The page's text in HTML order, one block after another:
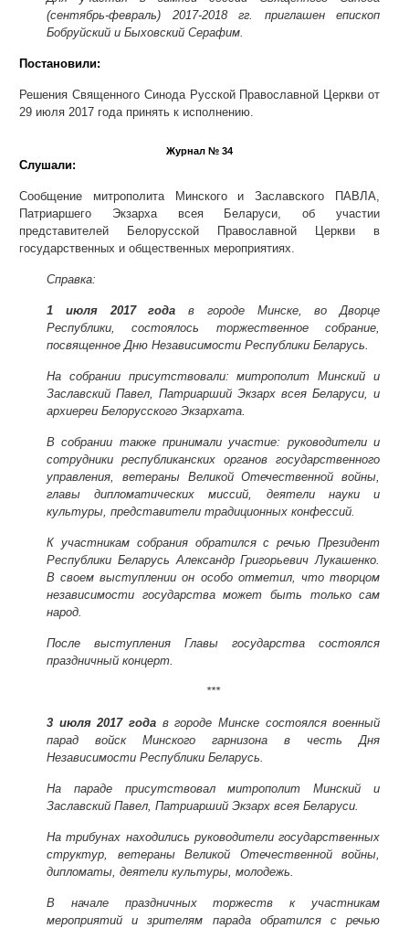
(сентябрь-февраль) 2017-2018 гг. приглашен епископ
Бобруйский и Быховский Серафим.
Постановили:
Решения Священного Синода Русской Православной Церкви от
29 июля 2017 года принять к исполнению.
Журнал № 34
Слушали:
Сообщение митрополита Минского и Заславского ПАВЛА,
Патриаршего Экзарха всея Беларуси, об участии
представителей Белорусской Православной Церкви в
государственных и общественных мероприятиях.
Справка:
1 июля 2017 года в городе Минске, во Дворце
Республики, состоялось торжественное собрание,
посвященное Дню Независимости Республики Беларусь.
На собрании присутствовали: митрополит Минский и
Заславский Павел, Патриарший Экзарх всея Беларуси, и
архиереи Белорусского Экзархата.
В собрании также принимали участие: руководители и
сотрудники республиканских органов государственного
управления, ветераны Великой Отечественной войны,
главы дипломатических миссий, деятели науки и
культуры, представители традиционных конфессий.
К участникам собрания обратился с речью Президент
Республики Беларусь Александр Григорьевич Лукашенко.
В своем выступлении он особо отметил, что творцом
независимости государства может быть только сам
народ.
После выступления Главы государства состоялся
праздничный концерт.
***
3 июля 2017 годав городе Минске состоялся военный
парад войск Минского гарнизона в честь Дня
Независимости Республики Беларусь.
На параде присутствовал митрополит Минский и
Заславский Павел, Патриарший Экзарх всея Беларуси.
На трибунах находились руководители государственных
структур, ветераны Великой Отечественной войны,
дипломаты, деятели культуры, молодежь.
В начале праздничных торжеств к участникам
мероприятий и зрителям парада обратился с речью